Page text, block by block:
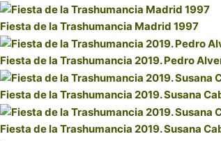
Fiesta de la Trashumancia Madrid 1997
Fiesta de la Trashumancia 2019. Pedro
Fiesta de la Trashumancia 2019. Susana
Fiesta de la Trashumancia 2019. Susana